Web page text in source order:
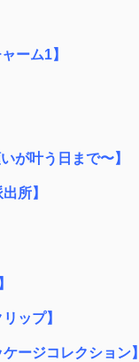
ーム1】
が叶う日まで〜】
所】
ップ】
ージコレクション】